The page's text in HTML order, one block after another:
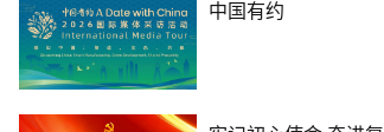
中国有约